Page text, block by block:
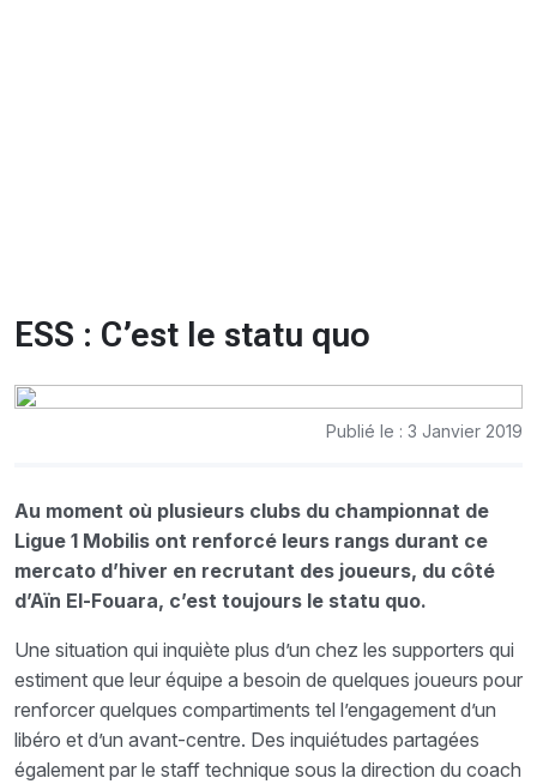
ESS : C’est le statu quo
Publié le : 3 Janvier 2019
Au moment où plusieurs clubs du championnat de
Ligue 1 Mobilis ont renforcé leurs rangs durant ce
mercato d’hiver en recrutant des joueurs, du côté
d’Aïn El-Fouara, c’est toujours le statu quo.
Une situation qui inquiète plus d’un chez les supporters qui
estiment que leur équipe a besoin de quelques joueurs pour
renforcer quelques compartiments tel l’engagement d’un
libéro et d’un avant-centre. Des inquiétudes partagées
également par le staff technique sous la direction du coach